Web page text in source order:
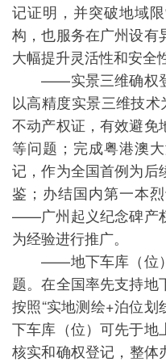
记证明，并突破地域
构，也服务在广州设有
大幅提升灵活性和安全
——实景三维确权登
以高精度实景三维技术
不动产权证，有效避免
等问题；完成粤港澳
记，作为全国首例为后
鉴；办结国内第一本
——广州起义纪念碑产
为经验进行推广。
——地下车库（位）
题。在全国率先支持地
按照“实地测绘+泊位划
下车库（位）可先于地
核实和确权登记，整体